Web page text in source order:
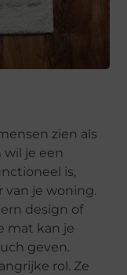
zien als
je een
is,
van je woning.
design of
mat kan je
geven.
rol. Ze